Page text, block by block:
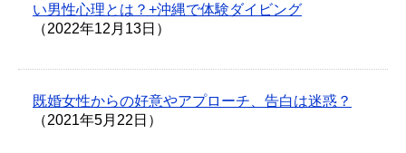
い男性心理とは？+沖縄で体験ダイビング
（2022年12月13日）
既婚女性からの好意やアプローチ、告白は迷惑？
（2021年5月22日）